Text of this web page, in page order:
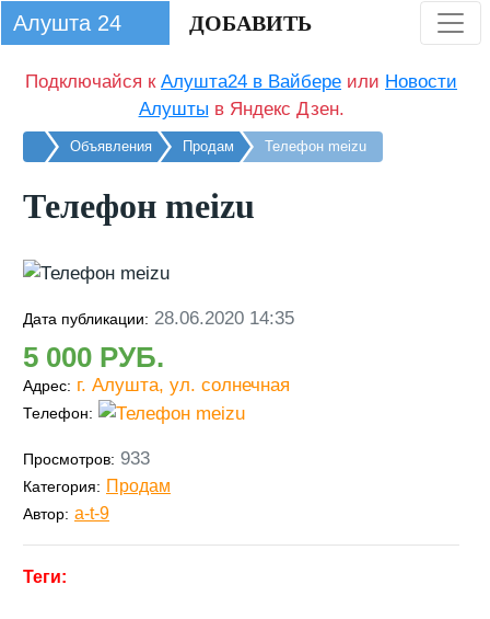
Алушта 24 ДОБАВИТЬ
Подключайся кАлушта24 в Вайбере или Новости
Алушты в Яндекс Дзен.
ГлавнаяОбъявления Продам Телефон meizu
Телефон meizu
Дата публикации: 28.06.2020 14:35
5 000
Адрес: г. Алушта, ул. солнечная
Телефон:
Просмотров: 933
Категория: Продам
Автор: a-t-9